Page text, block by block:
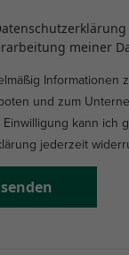
meiner
Informationen
und zum
kann ich
jederzeit